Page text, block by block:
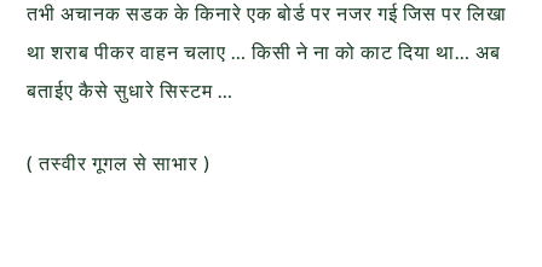
तभी अचानक सडक के किनारे एक बोर्ड पर नजर गई जिस पर लिखा
था शराब पीकर वाहन चलाए … किसी ने ना को काट दिया था… अब
बताईए कैसे सुधारे सिस्टम …
( तस्वीर गूगल से साभार )